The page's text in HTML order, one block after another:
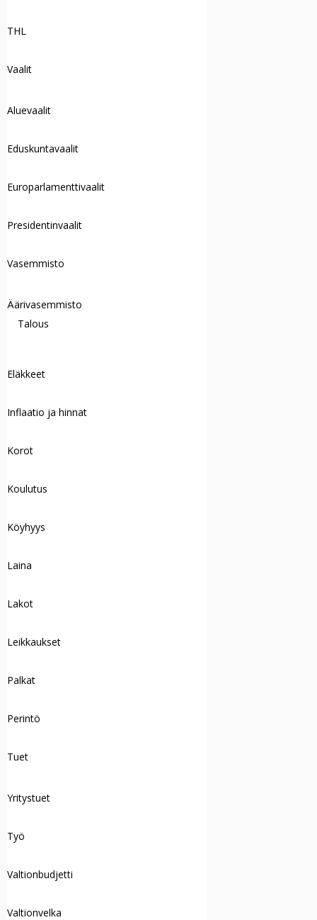
THL
Vaalit
Aluevaalit
Eduskuntavaalit
Europarlamenttivaalit
Presidentinvaalit
Vasemmisto
Äärivasemmisto
Talous
Eläkkeet
Inflaatio ja hinnat
Korot
Koulutus
Köyhyys
Laina
Lakot
Leikkaukset
Palkat
Perintö
Tuet
Yritystuet
Työ
Valtionbudjetti
Valtionvelka